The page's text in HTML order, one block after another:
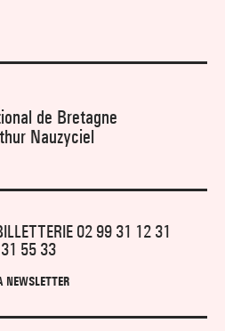
de Bretagne
Nauzyciel
02 99 31 12 31
55 33
NEWSLETTER